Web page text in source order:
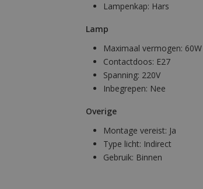
Lampenkap: Hars
Lamp
Maximaal vermogen: 60W
Contactdoos: E27
Spanning: 220V
Inbegrepen: Nee
Overige
Montage vereist: Ja
Type licht: Indirect
Gebruik: Binnen